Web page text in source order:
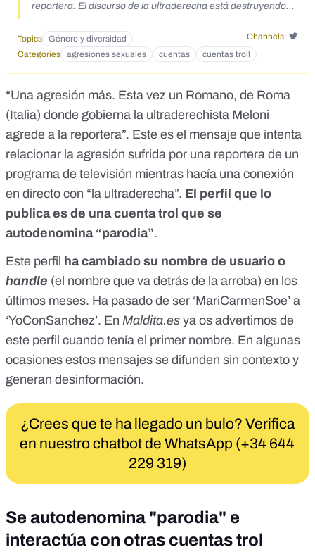
reportera. El discurso de la ultraderecha está destruyendo
Topics Género y diversidad
Channels:
Categories
agresiones sexuales cuentas cuentas troll
“Una agresión más. Esta vez un Romano, de Roma
(Italia) donde gobierna la ultraderechista Meloni
agrede a la reportera”. Este es el mensaje que intenta
relacionar la agresión sufrida por una reportera de un
programa de televisión mientras hacía una conexión
en directo con “la ultraderecha”. El perfil que lo
publica es de una cuenta trol que se
autodenomina “parodia”.
Este perfil ha cambiado su nombre de usuario o
handle (el nombre que va detrás de la arroba) en los
últimos meses. Ha pasado de ser ‘MariCarmenSoe’ a
‘YoConSanchez’. En Maldita.es ya os advertimos de
este perfil cuando tenía el primer nombre. En algunas
ocasiones estos mensajes se difunden sin contexto y
generan desinformación.
¿Crees que te ha llegado un bulo? Verifica
en nuestro chatbot de WhatsApp (+34 644
229 319)
Se autodenomina "parodia" e
interactúa con otras cuentas trol